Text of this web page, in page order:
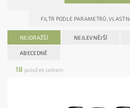
FILTR PODLE PARAMETRŮ,
NEJDRAŽŠÍ NEJLEVNĚJŠÍ
ABECEDNĚ
18 položek celkem